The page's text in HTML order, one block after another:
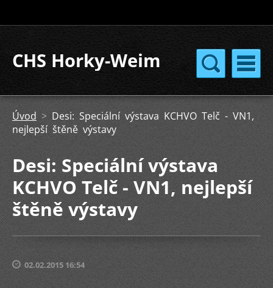
CHS Horky-Weim
Úvod > Desi: Speciální výstava KCHVO Telč - VN1,
nejlepší štěně výstavy
Desi: Speciální výstava
KCHVO Telč - VN1, nejlepší
štěně výstavy
02.02.2015 16:54